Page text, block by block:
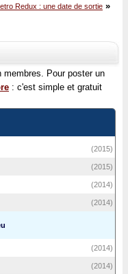
Redux : une date de sortie »
membres. Pour poster un
: c'est simple et gratuit
(2015)
(2015)
(2014)
(2014)
(2014)
(2014)